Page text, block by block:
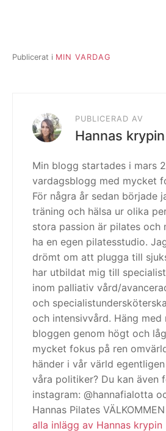
Publicerat i MIN VARDAG
PUBLICERAD AV
Hannas krypin
Min blogg startades i mars
vardagsblogg med mycket
För några år sedan började
träning och hälsa ur olika
stora passion är pilates och
ha en egen pilatesstudio.
drömt om att plugga till
har utbildat mig till
inom palliativ vård/
och
och intensivvård. Häng med
bloggen genom högt och
mycket fokus på ren
händer i vår värld
våra politiker? Du kan även
instagram: @hannafialotta
Hannas Pilates
alla inlägg av Hannas krypin